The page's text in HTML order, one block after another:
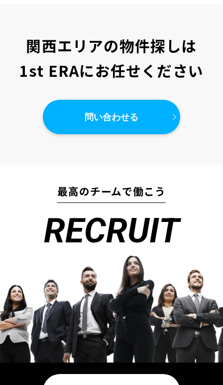
関西エリアの物件探しは
1st ERAにお任せください
問い合わせる
最高のチームで働こう
RECRUIT